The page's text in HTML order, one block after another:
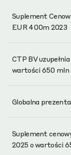
Suplement
EUR 400m 2023
CTP BV
wartości 650 mln
Globalna
Suplement
2025 o wartości